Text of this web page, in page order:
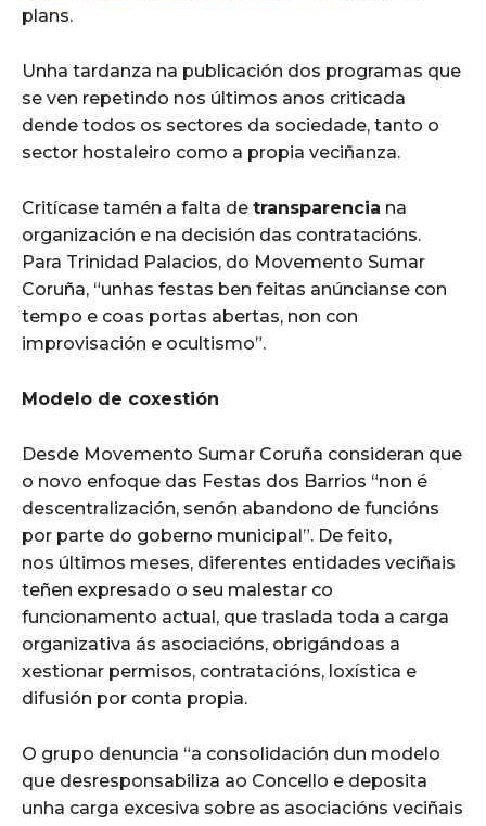
plans.
Unha tardanza na publicación dos programas que
se ven repetindo nos últimos anos criticada
dende todos os sectores da sociedade, tanto o
sector hostaleiro como a propia veciñanza.
Critícase tamén a falta de transparencia na
organización e na decisión das contratacións.
Para Trinidad Palacios, do Movemento Sumar
Coruña, “unhas festas ben feitas anúncianse con
tempo e coas portas abertas, non con
improvisación e ocultismo”.
Modelo de coxestión
Desde Movemento Sumar Coruña consideran que
o novo enfoque das Festas dos Barrios “non é
descentralización, senón abandono de funcións
por parte do goberno municipal”. De feito,
nos últimos meses, diferentes entidades veciñais
teñen expresado o seu malestar co
funcionamento actual, que traslada toda a carga
organizativa ás asociacións, obrigándoas a
xestionar permisos, contratacións, loxística e
difusión por conta propia.
O grupo denuncia “a consolidación dun modelo
que desresponsabiliza ao Concello e deposita
unha carga excesiva sobre as asociacións veciñais